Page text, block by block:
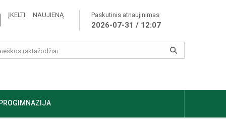
ĮKELTI NAUJIENĄ Paskutinis atnaujinimas
2026-07-31 / 12:07